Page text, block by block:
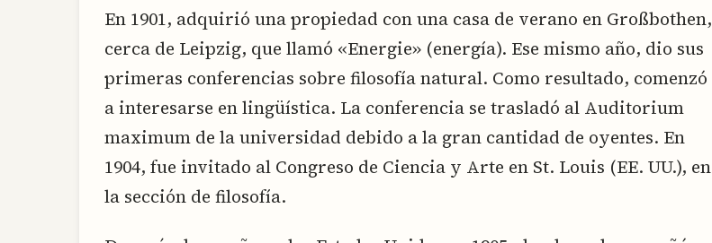
En 1901, adquirió una propiedad con una casa de verano en Großbothen,
cerca de Leipzig, que llamó «Energie» (energía). Ese mismo año, dio sus
primeras conferencias sobre filosofía natural. Como resultado, comenzó
a interesarse en lingüística. La conferencia se trasladó al Auditorium
maximum de la universidad debido a la gran cantidad de oyentes. En
1904, fue invitado al Congreso de Ciencia y Arte en St. Louis (EE. UU.), en
la sección de filosofía.